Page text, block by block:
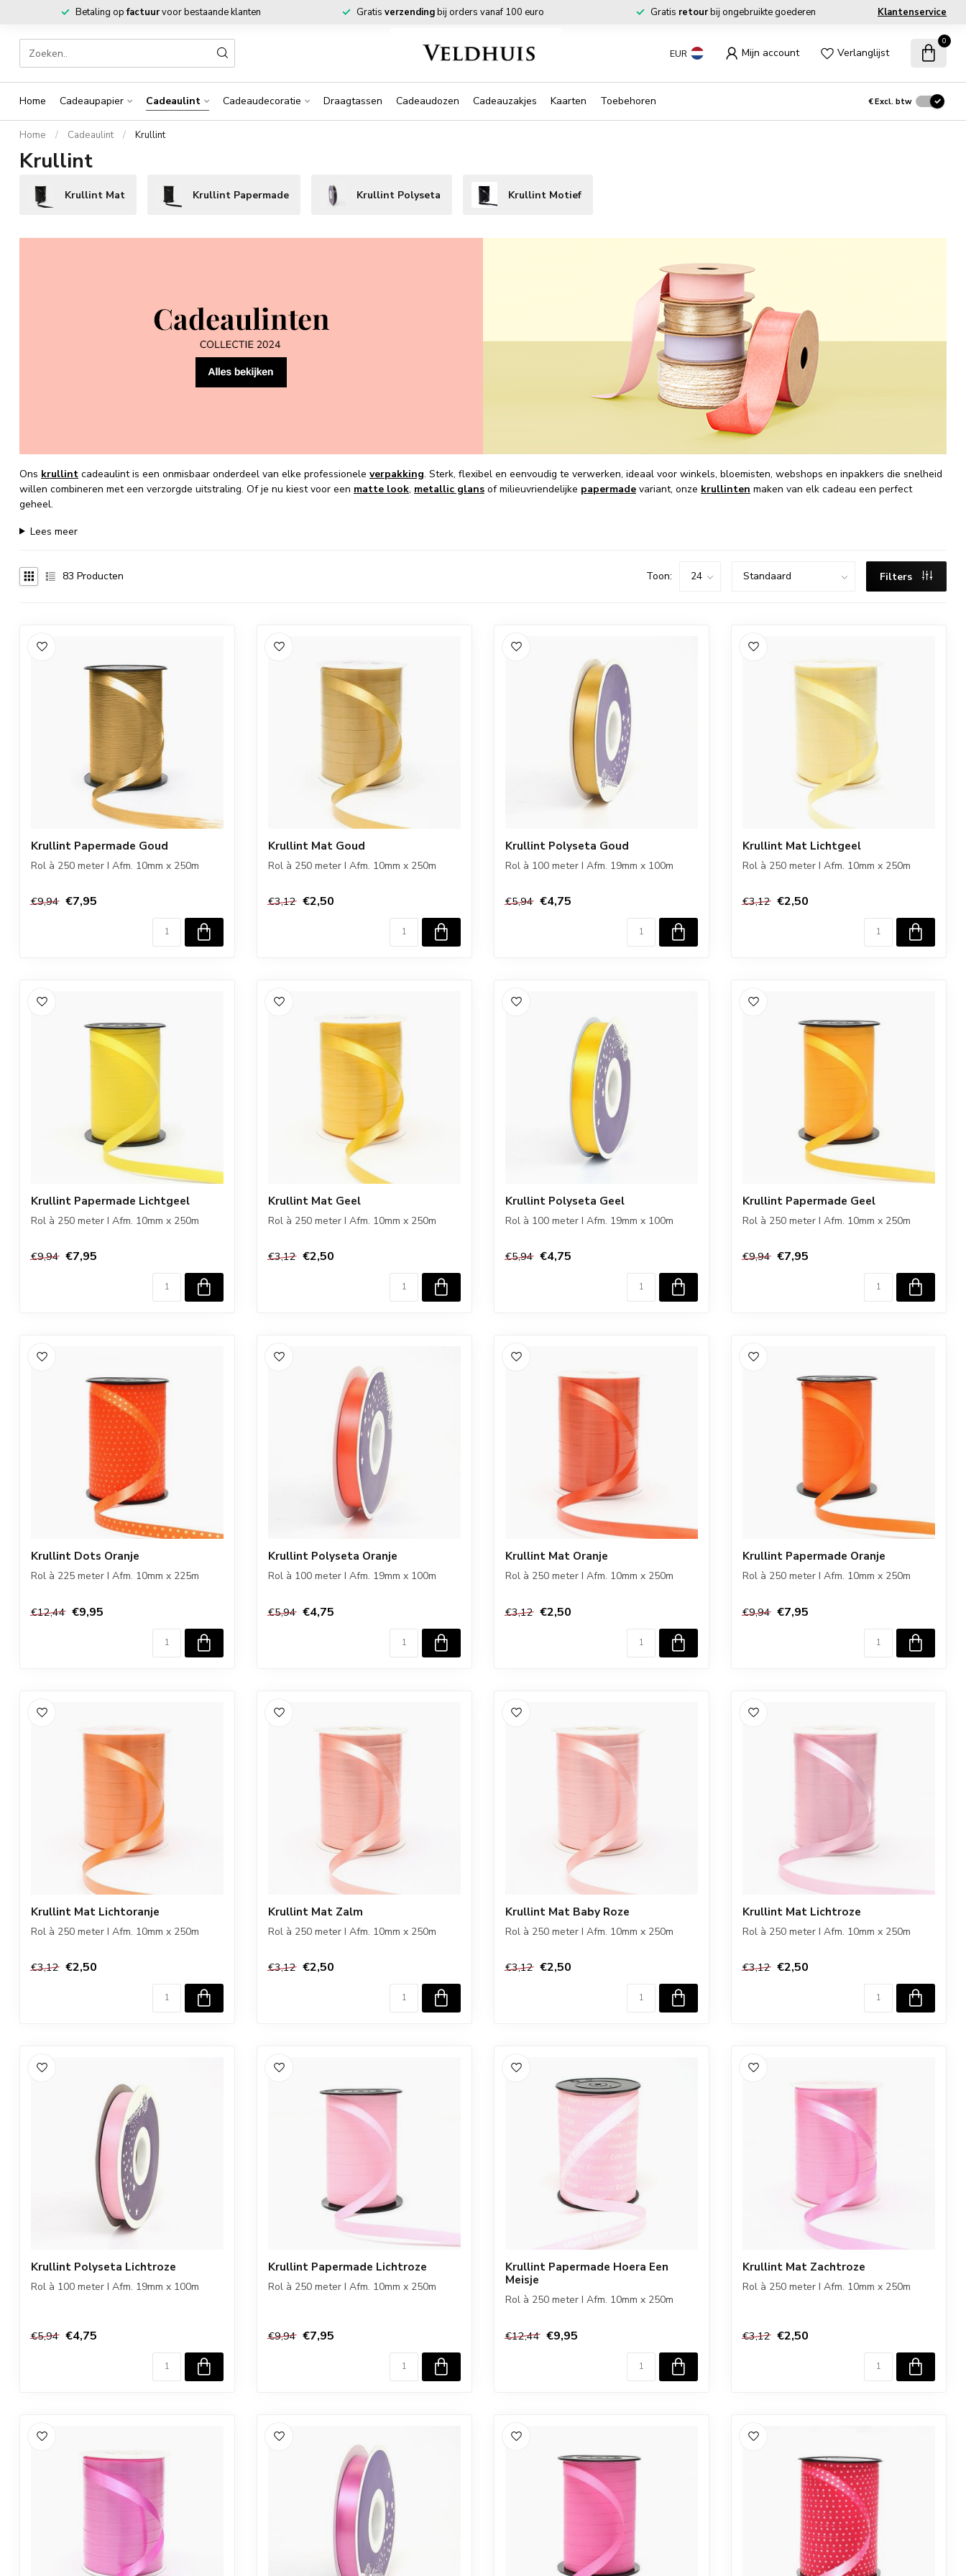
Betaling opfactuurvoor bestaande klanten Gratis verzendingbij orders vanaf 100 euro Gratis retourbij ongebruikte goederen Klantenservice
EUR Mijn account Verlanglijst
0
Home Cadeaupapier Cadeaulint Cadeaudecoratie Draagtassen Cadeaudozen Cadeauzakjes Kaarten Toebehoren €Excl. btw
Home / Cadeaulint / Krullint
Krullint
Krullint Mat Krullint Papermade Krullint Polyseta Krullint Motief
Ons krullint cadeaulint is een onmisbaar onderdeel van elke professionele verpakking. Sterk, flexibel en eenvoudig te verwerken, ideaal voor winkels, bloemisten, webshops en inpakkers die snelheid
willen combineren met een verzorgde uitstraling. Of je nu kiest voor een matte look, metallic glans of milieuvriendelijke papermade variant, onze krullinten maken van elk cadeau een perfect
geheel.
Lees meer
83 Producten Toon: Filters
Krullint Papermade Goud
Rol à 250 meter I Afm. 10mm x 250m
€9,94 €7,95
Krullint Mat Goud
Rol à 250 meter I Afm. 10mm x 250m
€3,12 €2,50
Krullint Polyseta Goud
Rol à 100 meter I Afm. 19mm x 100m
€5,94 €4,75
Krullint Mat Lichtgeel
Rol à 250 meter I Afm. 10mm x 250m
€3,12 €2,50
Krullint Papermade Lichtgeel
Rol à 250 meter I Afm. 10mm x 250m
€9,94 €7,95
Krullint Mat Geel
Rol à 250 meter I Afm. 10mm x 250m
€3,12 €2,50
Krullint Polyseta Geel
Rol à 100 meter I Afm. 19mm x 100m
€5,94 €4,75
Krullint Papermade Geel
Rol à 250 meter I Afm. 10mm x 250m
€9,94 €7,95
Krullint Dots Oranje
Rol à 225 meter I Afm. 10mm x 225m
€12,44 €9,95
Krullint Polyseta Oranje
Rol à 100 meter I Afm. 19mm x 100m
€5,94 €4,75
Krullint Mat Oranje
Rol à 250 meter I Afm. 10mm x 250m
€3,12 €2,50
Krullint Papermade Oranje
Rol à 250 meter I Afm. 10mm x 250m
€9,94 €7,95
Krullint Mat Lichtoranje
Rol à 250 meter I Afm. 10mm x 250m
€3,12 €2,50
Krullint Mat Zalm
Rol à 250 meter I Afm. 10mm x 250m
€3,12 €2,50
Krullint Mat Baby Roze
Rol à 250 meter I Afm. 10mm x 250m
€3,12 €2,50
Krullint Mat Lichtroze
Rol à 250 meter I Afm. 10mm x 250m
€3,12 €2,50
Krullint Polyseta Lichtroze
Rol à 100 meter I Afm. 19mm x 100m
€5,94 €4,75
Krullint Papermade Lichtroze
Rol à 250 meter I Afm. 10mm x 250m
€9,94 €7,95
Krullint Papermade Hoera Een
Meisje
Rol à 250 meter I Afm. 10mm x 250m
€12,44 €9,95
Krullint Mat Zachtroze
Rol à 250 meter I Afm. 10mm x 250m
€3,12 €2,50